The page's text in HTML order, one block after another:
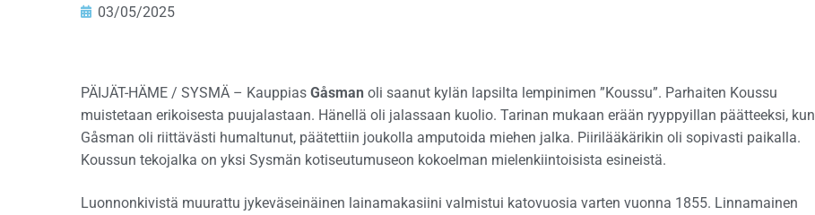
03/05/2025
PÄIJÄT-HÄME / SYSMÄ – Kauppias Gåsman oli saanut kylän lapsilta lempinimen ”Koussu”. Parhaiten Koussu
muistetaan erikoisesta puujalastaan. Hänellä oli jalassaan kuolio. Tarinan mukaan erään ryyppyillan päätteeksi, kun
Gåsman oli riittävästi humaltunut, päätettiin joukolla amputoida miehen jalka. Piirilääkärikin oli sopivasti paikalla.
Koussun tekojalka on yksi Sysmän kotiseutumuseon kokoelman mielenkiintoisista esineistä.
Luonnonkivistä muurattu jykeväseinäinen lainamakasiini valmistui katovuosia varten vuonna 1855. Linnamainen